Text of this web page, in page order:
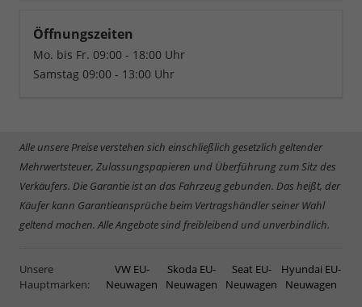
Öffnungszeiten
Mo. bis Fr. 09:00 - 18:00 Uhr
Samstag 09:00 - 13:00 Uhr
Alle unsere Preise verstehen sich einschließlich gesetzlich geltender
Mehrwertsteuer, Zulassungspapieren und Überführung zum Sitz des
Verkäufers. Die Garantie ist an das Fahrzeug gebunden. Das heißt, der
Käufer kann Garantieansprüche beim Vertragshändler seiner Wahl
geltend machen. Alle Angebote sind freibleibend und unverbindlich.
Unsere
Hauptmarken:
VW EU-
Neuwagen
Skoda EU-
Neuwagen
Seat EU-
Neuwagen
Hyundai EU-
Neuwagen